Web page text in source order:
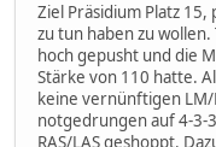
Ziel Präsidium Platz
zu tun haben zu
hoch gepusht und die
Stärke von 110 hatte.
keine vernünftigen LM/
notgedrungen auf 4-3-
RAS/LAS geshoppt.